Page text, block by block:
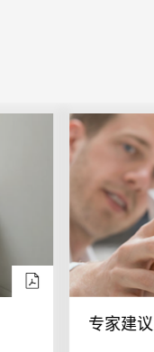
专家建议